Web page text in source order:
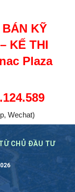
BÁN KỸ
KẾ THI
Plaza
Wechat)
CHỦ ĐẦU TƯ